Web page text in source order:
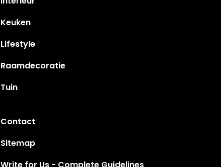
Keuken
Lifestyle
Raamdecoratie
Tuin
Contact
Sitemap